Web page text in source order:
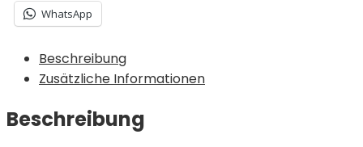
WhatsApp
Beschreibung
Zusätzliche Informationen
Beschreibung